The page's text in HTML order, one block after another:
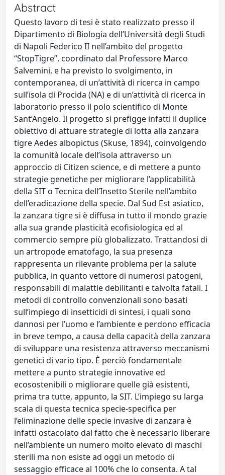
Abstract
Questo lavoro di tesi è stato realizzato presso il
Dipartimento di Biologia dell’Università degli Studi
di Napoli Federico II nell’ambito del progetto
“StopTigre”, coordinato dal Professore Marco
Salvemini, e ha previsto lo svolgimento, in
contemporanea, di un’attività di ricerca in campo
sull’isola di Procida (NA) e di un’attività di ricerca in
laboratorio presso il polo scientifico di Monte
Sant’Angelo. Il progetto si prefigge infatti il duplice
obiettivo di attuare strategie di lotta alla zanzara
tigre Aedes albopictus (Skuse, 1894), coinvolgendo
la comunità locale dell’isola attraverso un
approccio di Citizen science, e di mettere a punto
strategie genetiche per migliorare l’applicabilità
della SIT o Tecnica dell’Insetto Sterile nell’ambito
dell’eradicazione della specie. Dal Sud Est asiatico,
la zanzara tigre si è diffusa in tutto il mondo grazie
alla sua grande plasticità ecofisiologica ed al
commercio sempre più globalizzato. Trattandosi di
un artropode ematofago, la sua presenza
rappresenta un rilevante problema per la salute
pubblica, in quanto vettore di numerosi patogeni,
responsabili di malattie debilitanti e talvolta fatali. I
metodi di controllo convenzionali sono basati
sull’impiego di insetticidi di sintesi, i quali sono
dannosi per l’uomo e l’ambiente e perdono efficacia
in breve tempo, a causa della capacità della zanzara
di sviluppare una resistenza attraverso meccanismi
genetici di vario tipo. È perciò fondamentale
mettere a punto strategie innovative ed
ecosostenibili o migliorare quelle già esistenti,
prima tra tutte, appunto, la SIT. L’impiego su larga
scala di questa tecnica specie-specifica per
l’eliminazione delle specie invasive di zanzara è
infatti ostacolato dal fatto che è necessario liberare
nell’ambiente un numero molto elevato di maschi
sterili ma non esiste ad oggi un metodo di
sessaggio efficace al 100% che lo consenta. A tal